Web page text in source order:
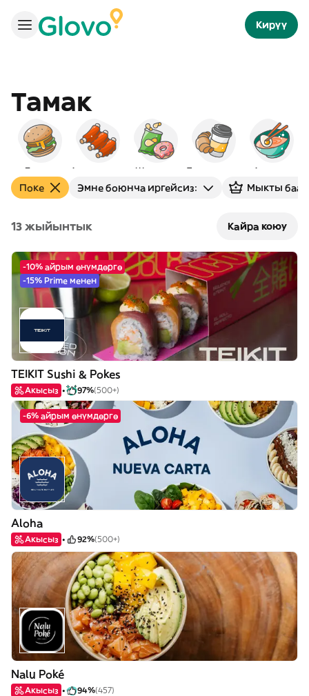
Кирүү
Тамак
Бургер Америкалык Шам-шум Таңкы тамак Азиялык
Поке Эмне боюнча иргейсиз: Мыкты
13 жыйынтык Кайра коюу
-10% айрым өнүмдөргө
-15% Prime менен
TEIKIT Sushi & Pokes
Акысыз 97%(500+)
-6% айрым өнүмдөргө
Aloha
Акысыз 92%(500+)
Nalu Poké
Акысыз 94%(457)